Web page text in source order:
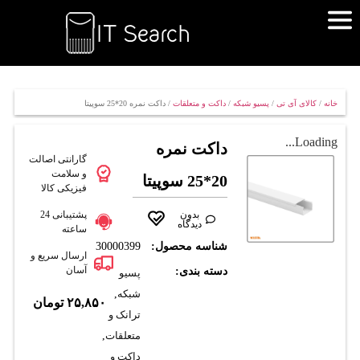
خانه/ کالای آی تی/ پسیو شبکه/ داکت و متعلقات/ داکت نمره 20*25 سوپيتا
Loading...
داکت نمره
20*25 سوپيتا
بدون
دیدگاه
شناسه محصول: 30000399
دسته بندی:
پسیو
شبکه,
ترانک و
متعلقات,
داکت و
گارانتی اصالت
و سلامت
فیزیکی کالا
پشتیبانی 24
ساعته
ارسال سریع و
آسان
۲۵,۸۵۰ تومان